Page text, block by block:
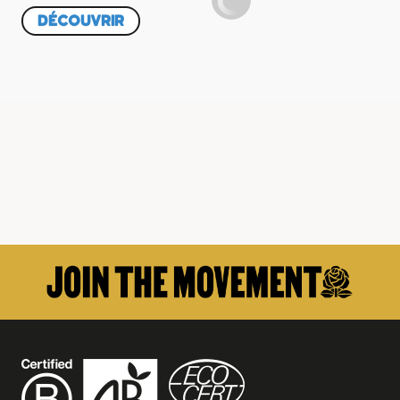
DÉCOUVRIR
btn.ui-btn-active, html body .ui-group-theme-a .ui-btn.ui-btn-
active,html head+body .ui-btn.ui-btn-a.ui-btn-active, .ui-page-
#BBBBBB !important;color: #000000 !important; /* secondary
font color */ text-shadow: none !important;}
.ui-page-theme-a .ui-
group-theme-a .ui-btn, html head+body .ui-btn.ui-btn-a,.ui-
.ui-body-a .ui-btn:visited,html body .ui-group-theme-a .ui-
btn:visited, html head+body .ui-btn.ui-btn-a:visited,
background-color: #ffffff !important; /* Primary color */